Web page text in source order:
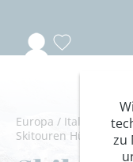
Europa / Italien
Skitouren Hütte
zu